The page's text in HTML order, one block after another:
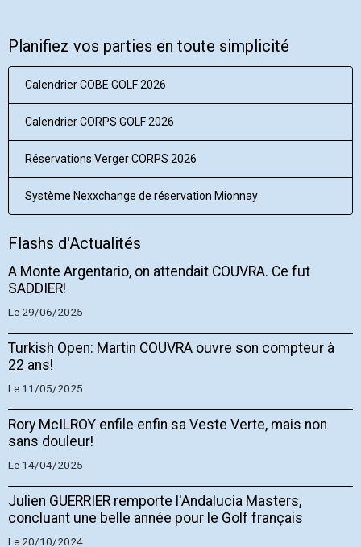
Planifiez vos parties en toute simplicité
Calendrier COBE GOLF 2026
Calendrier CORPS GOLF 2026
Réservations Verger CORPS 2026
Système Nexxchange de réservation Mionnay
Flashs d'Actualités
A Monte Argentario, on attendait COUVRA. Ce fut
SADDIER!
Le 29/06/2025
Turkish Open: Martin COUVRA ouvre son compteur à
22 ans!
Le 11/05/2025
Rory McILROY enfile enfin sa Veste Verte, mais non
sans douleur!
Le 14/04/2025
Julien GUERRIER remporte l'Andalucia Masters,
concluant une belle année pour le Golf français
Le 20/10/2024